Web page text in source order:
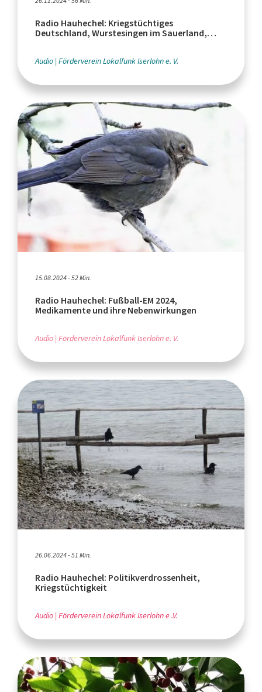
Radio Hauhechel: Kriegstüchtiges
Deutschland, Wurstesingen im Sauerland,
Audio Förderverein Lokalfunk Iserlohn e. V.
15.08.2024 - 52 Min.
Radio Hauhechel: Fußball-EM 2024,
Medikamente und ihre Nebenwirkungen
Audio Förderverein Lokalfunk Iserlohn e. V.
26.06.2024 - 51 Min.
Radio Hauhechel: Politikverdrossenheit,
Kriegstüchtigkeit
Audio Förderverein Lokalfunk Iserlohn e .V.